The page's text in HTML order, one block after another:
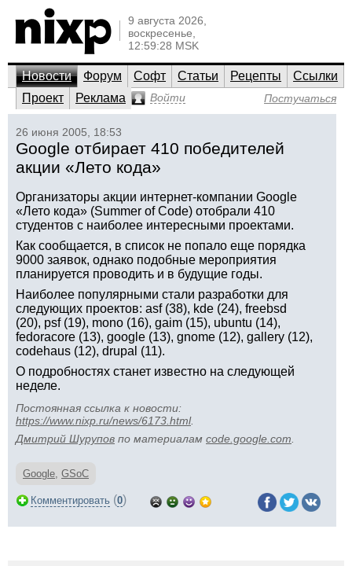
9 августа 2026,
воскресенье,
12:59:28 MSK
Новости Форум Софт Статьи Рецепты
Ссылки
Проект
Реклама Войти Постучаться
26 июня 2005, 18:53
Google отбирает 410 победителей
акции «Лето кода»
Организаторы акции интернет-компании Google
«Лето кода» (Summer of Code) отобрали 410
студентов с наиболее интересными проектами.
Как сообщается, в список не попало еще порядка
9000 заявок, однако подобные мероприятия
планируется проводить и в будущие годы.
Наиболее популярными стали разработки для
следующих проектов: asf (38), kde (24), freebsd
(20), psf (19), mono (16), gaim (15), ubuntu (14),
fedoracore (13), google (13), gnome (12), gallery (12),
codehaus (12), drupal (11).
О подробностях станет известно на следующей
неделе.
Постоянная ссылка к новости:
https://www.nixp.ru/news/6173.html.
Дмитрий Шурупов по материалам code.google.com
Google, GSoC
Комментировать (0)